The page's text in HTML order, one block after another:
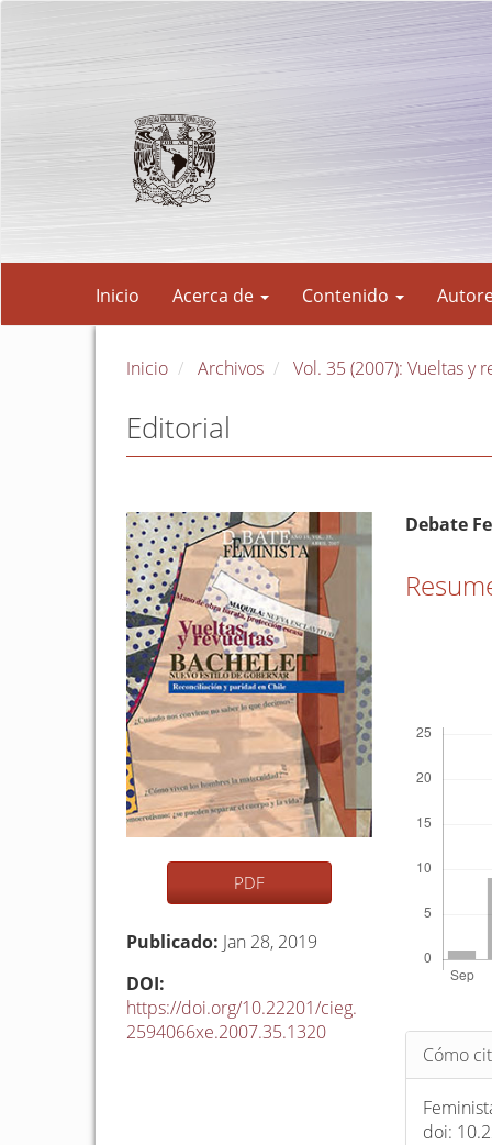
principal
Inicio Acerca de Contenido
Inicio Archivos Vol. 35 (2007): Vueltas y
Editorial
Barra
lateral
del
artículo
PDF
Publicado: Jan 28, 2019
DOI:
https://doi.org/10.22201/cieg.
2594066xe.2007.35.1320
del
Debate
del
artículo
Cómo
doi: